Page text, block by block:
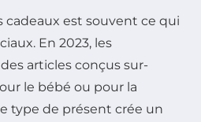
cadeaux est souvent ce qui
En 2023, les
articles conçus sur-
le bébé ou pour la
type de présent crée un